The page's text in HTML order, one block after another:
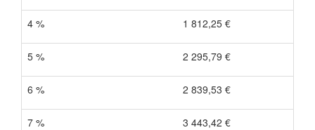
4 % 1 812,25 €
5 % 2 295,79 €
6 % 2 839,53 €
7 % 3 443,42 €